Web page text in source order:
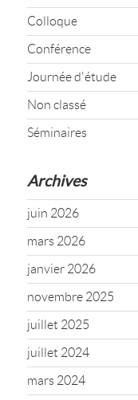
Colloque
Conférence
Journée d'étude
Non classé
Séminaires
Archives
juin 2026
mars 2026
janvier 2026
novembre 2025
juillet 2025
juillet 2024
mars 2024